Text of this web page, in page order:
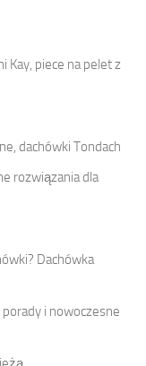
Kay, piece na pelet z
dachówki Tondach
rozwiązania dla
Dachówka
i nowoczesne